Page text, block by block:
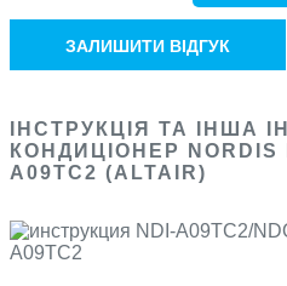
ЗАЛИШИТИ ВІДГУК
ІНСТРУКЦІЯ ТА ІНША
КОНДИЦІОНЕР NORDIS
A09TC2 (ALTAIR)